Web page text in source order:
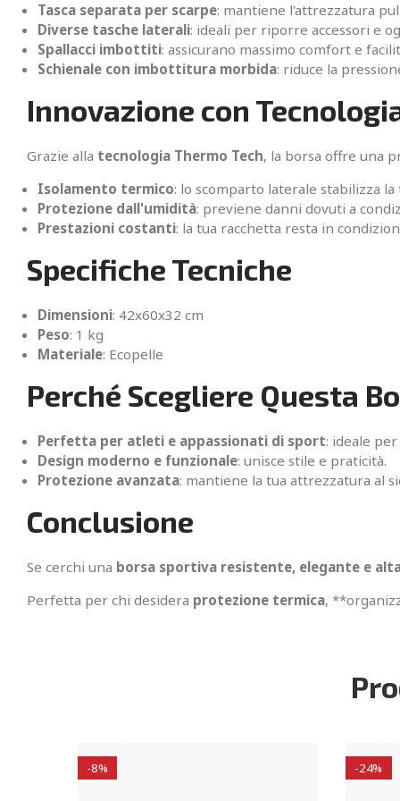
Tasca separata per scarpe: mantiene l'attrezzatura
Diverse tasche laterali: ideali per riporre accessori e
Spallacci imbottiti: assicurano massimo comfort e
Schienale con imbottitura morbida: riduce la
Innovazione con
Grazie alla tecnologia Thermo Tech, la borsa offre una
Isolamento termico: lo scomparto laterale stabilizza
Protezione dall'umidità: previene danni dovuti a
Prestazioni costanti: la tua racchetta resta in
Specifiche Tecniche
Dimensioni: 42x60x32 cm
Peso: 1 kg
Materiale: Ecopelle
Perché Scegliere Questa
Perfetta per atleti e appassionati di sport: ideale
Design moderno e funzionale: unisce stile e praticità.
Protezione avanzata: mantiene la tua attrezzatura al
Conclusione
Se cerchi una borsa sportiva resistente, elegante e
Perfetta per chi desidera protezione termica,
-8% -24%